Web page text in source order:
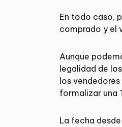
En todo caso,
comprado y el
Aunque
legalidad de
los
formalizar una
La fecha